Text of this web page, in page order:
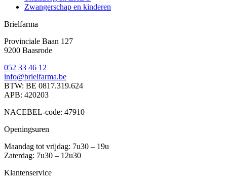
Zwangerschap en kinderen
Brielfarma
Provinciale Baan 127
9200 Baasrode
052 33 46 12
info@brielfarma.be
BTW: BE 0817.319.624
APB: 420203
NACEBEL-code: 47910
Openingsuren
Maandag tot vrijdag: 7u30 – 19u
Zaterdag: 7u30 – 12u30
Klantenservice